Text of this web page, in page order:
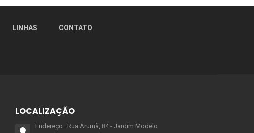
LINHAS CONTATO
LOCALIZAÇÃO
Endereço : Rua Arumã, 84 - Jardim Modelo